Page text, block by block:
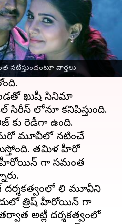
వార్తలు
సమంత, గతకొన్ని రోజుల
గా ఉంది.శాకుంతలం
సమంత, వరుసగా
ఖుషీ సినిమా
లోనూ కనిపిస్తుంది.
కు రెడీగా ఉంది.
మూవీలో నటించే
తమిళ హీరో
హీరోయిన్ గా సమంత
దర్శకత్వంలో లియో మూవీని
త్రిష్ హీరోయిన్ గా
అట్లీ దర్శకత్వంలో